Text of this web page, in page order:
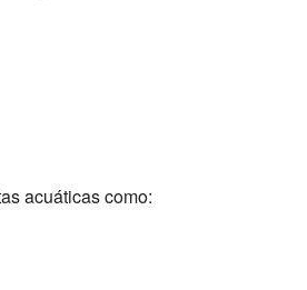
acuáticas como: